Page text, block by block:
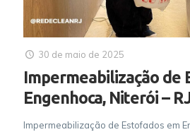
30 de maio de 2025
Impermeabilização de
Engenhoca, Niterói –
Impermeabilização de Estofados em